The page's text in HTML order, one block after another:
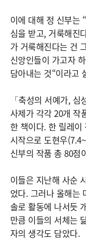
이에 대해 정 신부는
심을 받고, 거룩해진
가 거룩해진다는 건
신앙인들이 가고자
담아내는 것“이라고
「축성의 서예가,
사제가 각각 20개 작
한 책이다. 한 릴레
시작으로 도현우
신부의 작품 총 80점
이들은 지난해 사순
었다. 그러나 올해는
솔로 활동에 나서듯
만큼 이들의 서체는
자의 생각도 담았다.